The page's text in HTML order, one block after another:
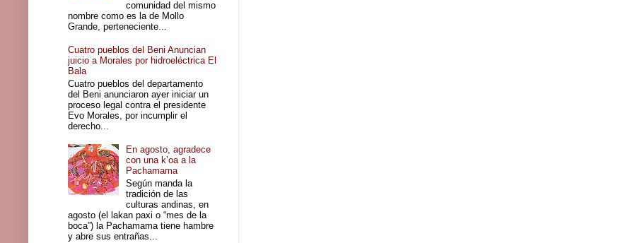
comunidad del mismo
nombre como es la de Mollo
Grande, perteneciente...
Cuatro pueblos del Beni Anuncian
juicio a Morales por hidroeléctrica El
Bala
Cuatro pueblos del departamento
del Beni anunciaron ayer iniciar un
proceso legal contra el presidente
Evo Morales, por incumplir el
derecho...
En agosto, agradece
con una k’oa a la
Pachamama
Según manda la
tradición de las
culturas andinas, en
agosto (el lakan paxi o “mes de la
boca”) la Pachamama tiene hambre
y abre sus entrañas...